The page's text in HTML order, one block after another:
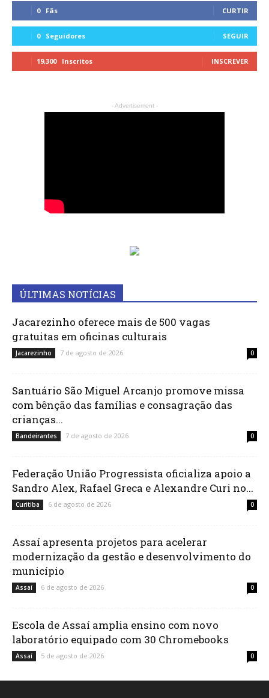
0 Fãs CURTIR
0 Seguidores SEGUIR
19,300 Inscritos INSCREVER
- Advertisement -
ÚLTIMAS NOTÍCIAS
Jacarezinho oferece mais de 500 vagas
gratuitas em oficinas culturais
Jacarezinho 7 de agosto de 2026 0
Santuário São Miguel Arcanjo promove missa
com bênção das famílias e consagração das
crianças...
Bandeirantes 7 de agosto de 2026 0
Federação União Progressista oficializa apoio a
Sandro Alex, Rafael Greca e Alexandre Curi no...
Curitiba 6 de agosto de 2026 0
Assaí apresenta projetos para acelerar
modernização da gestão e desenvolvimento do
município
Assaí 6 de agosto de 2026 0
Escola de Assaí amplia ensino com novo
laboratório equipado com 30 Chromebooks
Assaí 5 de agosto de 2026 0